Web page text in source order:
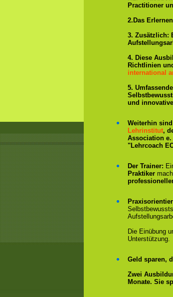
Practitioner
2.Das
3. Zusätzlich:
4. Diese
Richtlinien
international
5.
und
Weiterhin
Lehrinstitut,
Association
"Lehrcoach
Der Trainer:
Praktiker
Die Einübung
Unterstützung.
Geld sparen,
Zwei
Monate. Sie